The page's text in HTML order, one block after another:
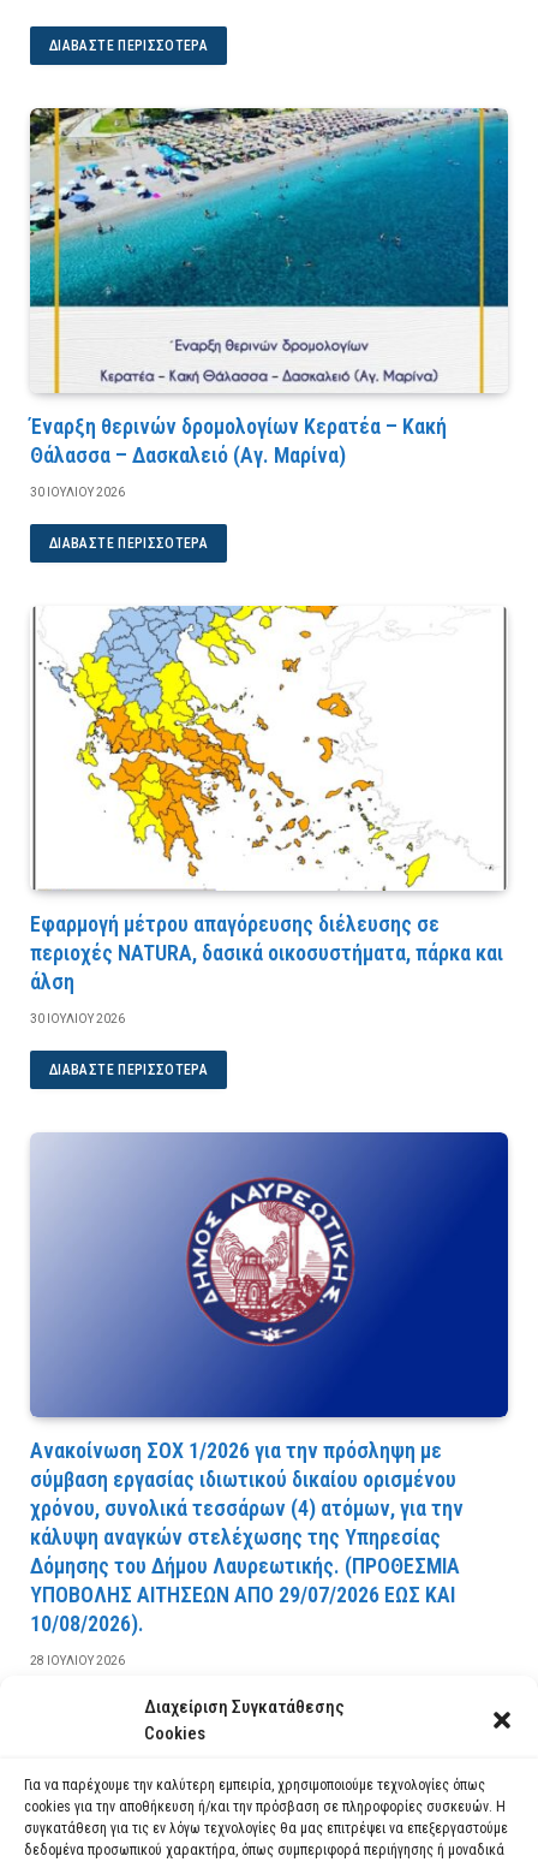
Διαχείριση Συγκατάθεσης
Cookies
Για να παρέχουμε την καλύτερη εμπειρία, χρησιμοποιούμε τεχνολογίες όπως
cookies για την αποθήκευση ή/και την πρόσβαση σε πληροφορίες συσκευών. Η
συγκατάθεση για τις εν λόγω τεχνολογίες θα μας επιτρέψει να επεξεργαστούμε
δεδομένα προσωπικού χαρακτήρα, όπως συμπεριφορά περιήγησης ή μοναδικά
ΔΙΑΒΆΣΤΕ ΠΕΡΙΣΣΌΤΕΡΑ
Έναρξη θερινών δρομολογίων Κερατέα – Κακή
Θάλασσα – Δασκαλειό (Αγ. Μαρίνα)
30 ΙΟΥΛΊΟΥ 2026
ΔΙΑΒΆΣΤΕ ΠΕΡΙΣΣΌΤΕΡΑ
Εφαρμογή μέτρου απαγόρευσης διέλευσης σε
περιοχές NATURA, δασικά οικοσυστήματα, πάρκα και
άλση
30 ΙΟΥΛΊΟΥ 2026
ΔΙΑΒΆΣΤΕ ΠΕΡΙΣΣΌΤΕΡΑ
Ανακοίνωση ΣΟΧ 1/2026 για την πρόσληψη με
σύμβαση εργασίας ιδιωτικού δικαίου ορισμένου
χρόνου, συνολικά τεσσάρων (4) ατόμων, για την
κάλυψη αναγκών στελέχωσης της Υπηρεσίας
Δόμησης του Δήμου Λαυρεωτικής. (ΠPOΘEΣMIA
YΠOBOΛHΣ AITHΣEΩN AΠO 29/07/2026 EΩΣ KAI
10/08/2026).
28 ΙΟΥΛΊΟΥ 2026
ΔΙΑΒΆΣΤΕ ΠΕΡΙΣΣΌΤΕΡΑ